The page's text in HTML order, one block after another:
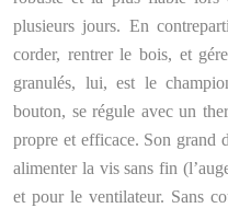
plusieurs jours. En
corder, rentrer le bois, et
granulés, lui, est le
bouton, se régule avec un
propre et efficace. Son grand
alimenter la vis sans fin
et pour le ventilateur. Sans